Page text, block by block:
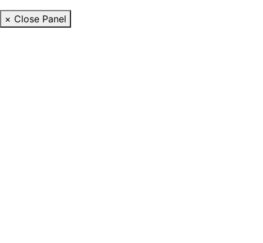
× Close Panel